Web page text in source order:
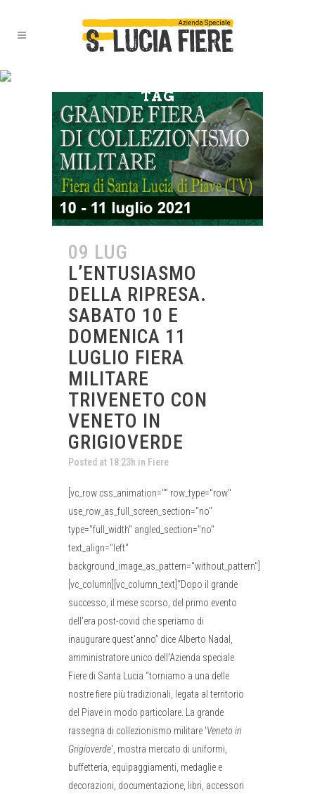
TAG
09 LUG
L’ENTUSIASMO
DELLA RIPRESA.
SABATO 10 E
DOMENICA 11
LUGLIO FIERA
MILITARE
TRIVENETO CON
VENETO IN
GRIGIOVERDE
Posted at 18:23h in Fiere
[vc_row css_animation="" row_type="row"
use_row_as_full_screen_section="no"
type="full_width" angled_section="no"
text_align="left"
background_image_as_pattern="without_pattern"]
[vc_column][vc_column_text]“Dopo il grande
successo, il mese scorso, del primo evento
dell'era post-covid che speriamo di
inaugurare quest'anno” dice Alberto Nadal,
amministratore unico dell'Azienda speciale
Fiere di Santa Lucia “torniamo a una delle
nostre fiere più tradizionali, legata al territorio
del Piave in modo particolare. La grande
rassegna di collezionismo militare 'Veneto in
Grigioverde', mostra mercato di uniformi,
buffetteria, equipaggiamenti, medaglie e
decorazioni, documentazione, libri, accessori